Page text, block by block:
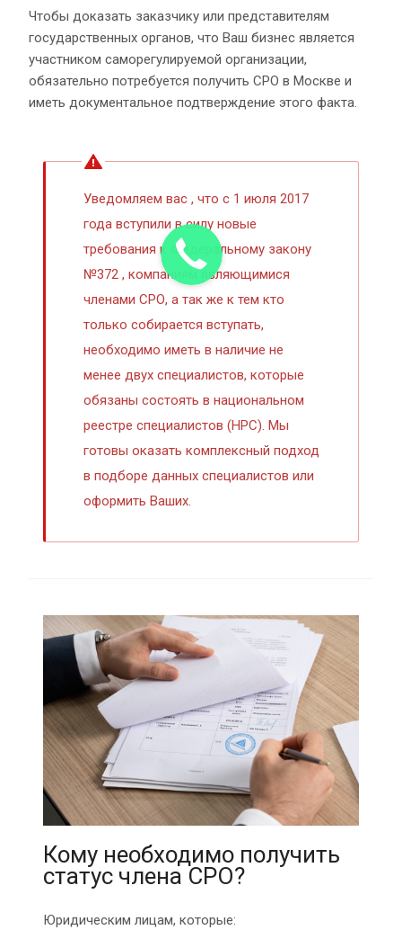
Чтобы доказать заказчику или представителям
государственных органов, что Ваш бизнес является
участником саморегулируемой организации,
обязательно потребуется получить СРО в Москве и
иметь документальное подтверждение этого факта.
Уведомляем вас , что с 1 июля 2017
года вступили в силу новые
требования к Федеральному закону
№372 , компаниям являющимися
членами СРО, а так же к тем кто
только собирается вступать,
необходимо иметь в наличие не
менее двух специалистов, которые
обязаны состоять в национальном
реестре специалистов (НРС). Мы
готовы оказать комплексный подход
в подборе данных специалистов или
оформить Ваших.
Кому необходимо получить
статус члена СРО?
Юридическим лицам, которые: